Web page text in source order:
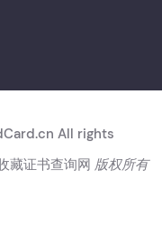
All rights
藏证书查询网 版权所有